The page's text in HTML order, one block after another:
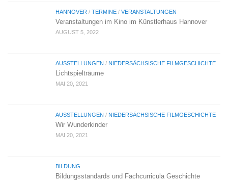
HANNOVER / TERMINE / VERANSTALTUNGEN
Veranstaltungen im Kino im Künstlerhaus Hannover
AUGUST 5, 2022
AUSSTELLUNGEN / NIEDERSÄCHSISCHE FILMGESCHICHTE
Lichtspielträume
MAI 20, 2021
AUSSTELLUNGEN / NIEDERSÄCHSISCHE FILMGESCHICHTE
Wir Wunderkinder
MAI 20, 2021
BILDUNG
Bildungsstandards und Fachcurricula Geschichte